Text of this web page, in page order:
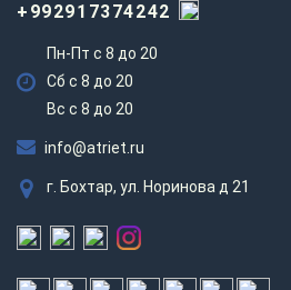
+992917374242
Пн-Пт с 8 до 20
Сб с 8 до 20
Вс c 8 до 20
info@atriet.ru
г. Бохтар, ул. Норинова д 21